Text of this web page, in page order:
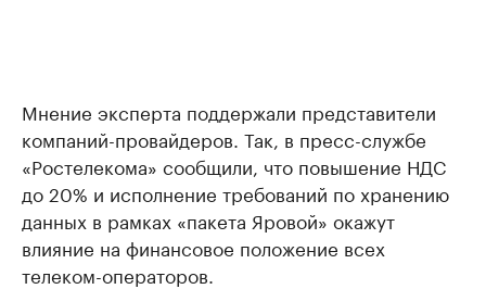
Мнение эксперта поддержали представители
компаний-провайдеров. Так, в пресс-службе
«Ростелекома» сообщили, что повышение НДС
до 20% и исполнение требований по хранению
данных в рамках «пакета Яровой» окажут
влияние на финансовое положение всех
телеком-операторов.